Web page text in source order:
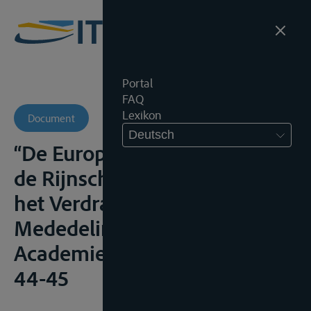
Portal
FAQ
Lexikon
Deutsch
Document
“De Europese integratie van
de Rijnscheepvaart voor en na
het Verdrag van Rome”,
Mededelingen Marine
Academie, 1964, (43-55), i.h.b.
44-45